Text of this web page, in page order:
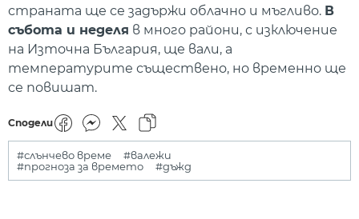
страната ще се задържи облачно и мъгливо. В
събота и неделя в много райони, с изключение
на Източна България, ще вали, а
температурите съществено, но временно ще
се повишат.
Сподели
#слънчево време
#валежи
#прогноза за времето
#дъжд